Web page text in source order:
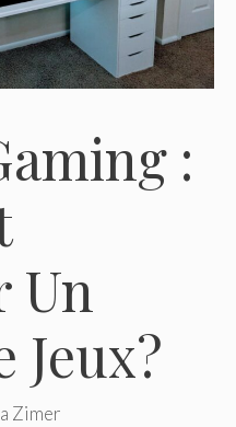
:
Un
Jeux?
Zimer